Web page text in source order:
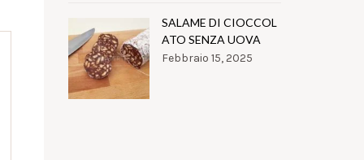
SALAME DI CIOCCOL
ATO SENZA UOVA
Febbraio 15, 2025